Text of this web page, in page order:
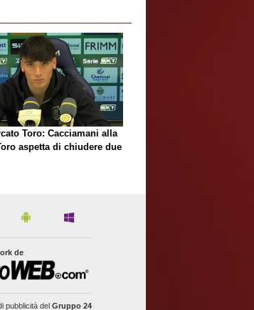
Toro: Cacciamani alla
aspetta di chiudere due
de
pubblicità del Gruppo 24